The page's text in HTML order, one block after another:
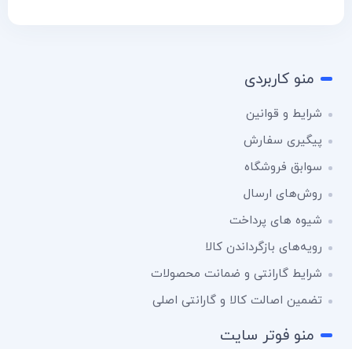
منو کاربردی
شرایط و قوانین
پیگیری سفارش
سوابق فروشگاه
روش‌های ارسال
شیوه های پرداخت
رویه‌های بازگرداندن کالا
شرایط گارانتی و ضمانت محصولات
تضمین اصالت کالا و گارانتی اصلی
منو فوتر سایت